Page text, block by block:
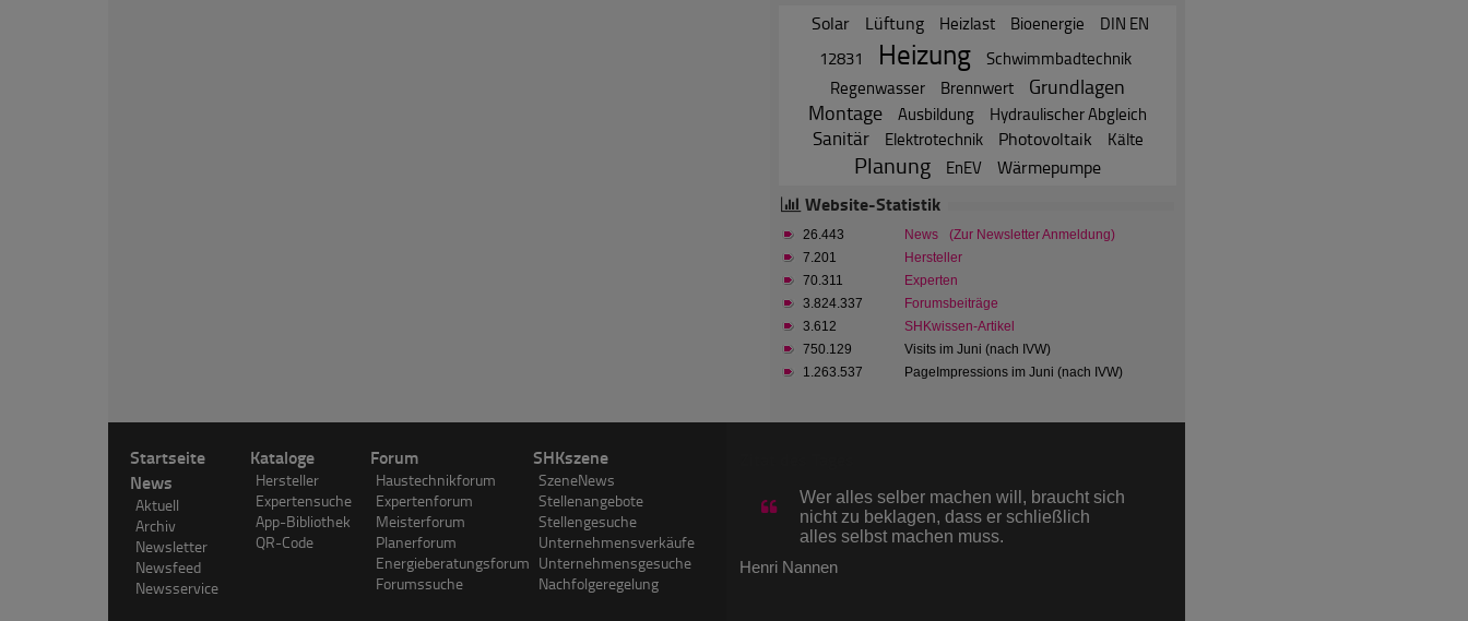
Solar Lüftung Heizlast Bioenergie
DIN EN
12831
Heizung
Schwimmbadtechnik
Regenwasser
Brennwert
Grundlagen
Montage
Ausbildung Hydraulischer Abgleich
Sanitär Elektrotechnik Photovoltaik Kälte
Planung EnEV Wärmepumpe
Website-Statistik
26.443 News
(Zur Newsletter Anmeldung)
7.201
Hersteller
70.311
Experten
3.824.337
Forumsbeiträge
3.612
SHKwissen-Artikel
750.129
Visits im Juni (nach IVW)
1.263.537
PageImpressions im Juni (nach IVW)
Startseite
News
Aktuell
Archiv
Newsletter
Newsfeed
Newsservice
Kataloge
Hersteller
Expertensuche
App-Bibliothek
QR-Code
Forum
Haustechnikforum
Expertenforum
Meisterforum
Planerforum
Energieberatungsforum
Forumssuche
SHKszene
SzeneNews
Stellenangebote
Stellengesuche
Unternehmensverkäufe
Unternehmensgesuche
Nachfolgeregelung
Wer alles selber machen will, braucht sich
nicht zu beklagen, dass er schließlich
alles selbst machen muss.
Henri Nannen